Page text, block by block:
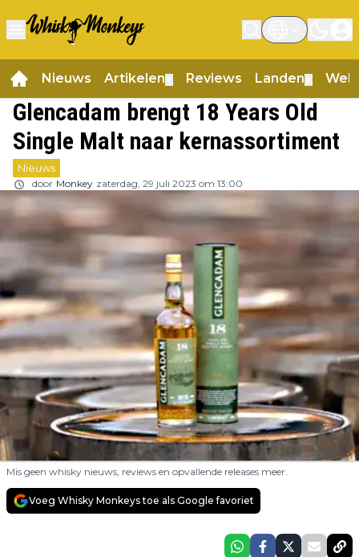
Nieuws Artikelen Reviews Landen
Glencadam brengt 18 Years Old
Single Malt naar kernassortiment
Nieuws
door Monkey zaterdag, 29 juli 2023 om 13:00
Mis geen whisky nieuws, reviews en opvallende releases meer.
Voeg Whisky Monkeys toe als Google favoriet